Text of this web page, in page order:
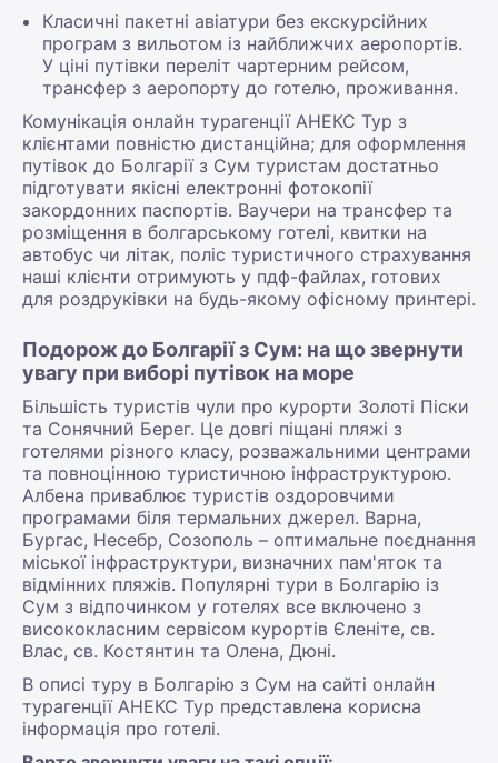
Класичні пакетні авіатури без екскурсійних
програм з вильотом із найближчих аеропортів.
У ціні путівки переліт чартерним рейсом,
трансфер з аеропорту до готелю, проживання.
Комунікація онлайн турагенції АНЕКС Тур з
клієнтами повністю дистанційна; для оформлення
путівок до Болгарії з Сум туристам достатньо
підготувати якісні електронні фотокопії
закордонних паспортів. Ваучери на трансфер та
розміщення в болгарському готелі, квитки на
автобус чи літак, поліс туристичного страхування
наші клієнти отримують у пдф-файлах, готових
для роздруківки на будь-якому офісному принтері.
Подорож до Болгарії з Сум: на що звернути
увагу при виборі путівок на море
Більшість туристів чули про курорти Золоті Піски
та Сонячний Берег. Це довгі піщані пляжі з
готелями різного класу, розважальними центрами
та повноцінною туристичною інфраструктурою.
Албена приваблює туристів оздоровчими
програмами біля термальних джерел. Варна,
Бургас, Несебр, Созополь – оптимальне поєднання
міської інфраструктури, визначних пам'яток та
відмінних пляжів. Популярні тури в Болгарію із
Сум з відпочинком у готелях все включено з
висококласним сервісом курортів Єленіте, св.
Влас, св. Костянтин та Олена, Дюні.
В описі туру в Болгарію з Сум на сайті онлайн
турагенції АНЕКС Тур представлена корисна
інформація про готелі.